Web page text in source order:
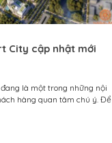
City cập nhật mới
là một trong những nội
hàng quan tâm chú ý. Để